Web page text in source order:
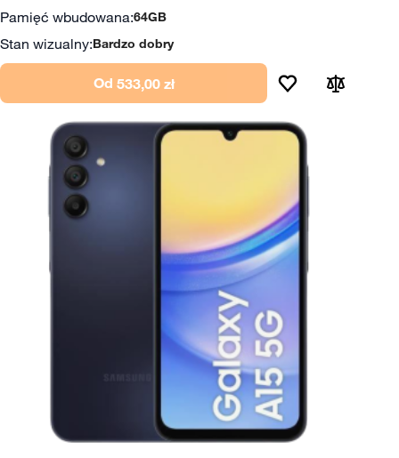
Pamięć wbudowana:64GB
Stan wizualny:Bardzo dobry
Od 533,00 zł